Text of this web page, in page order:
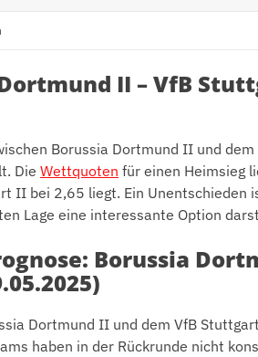
II – VfB
Borussia Dortmund II und
Die Wettquoten für einen Heimsieg
II bei 2,65 liegt. Ein Unentschieden
Lage eine interessante Option
Borussia
Dortmund II und dem VfB
haben in der Rückrunde nicht